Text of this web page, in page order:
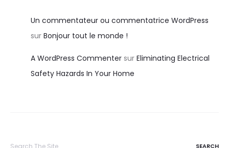
Un commentateur ou commentatrice WordPress
sur Bonjour tout le monde !
A WordPress Commenter sur Eliminating Electrical
Safety Hazards In Your Home